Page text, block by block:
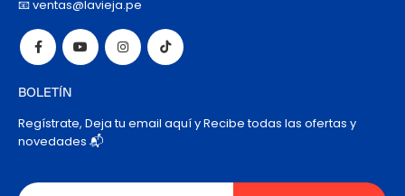
📧 ventas@lavieja.pe
BOLETÍN
Regístrate, Deja tu email aquí y Recibe todas las ofertas y
novedades 📬